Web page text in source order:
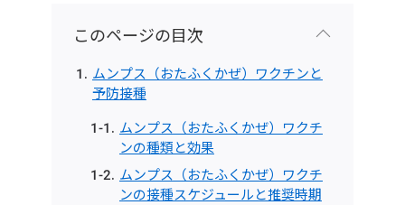
このページの目次
ムンプス（おたふくかぜ）ワクチンと
予防接種
ムンプス（おたふくかぜ）ワクチ
ンの種類と効果
ムンプス（おたふくかぜ）ワクチ
ンの接種スケジュールと推奨時期